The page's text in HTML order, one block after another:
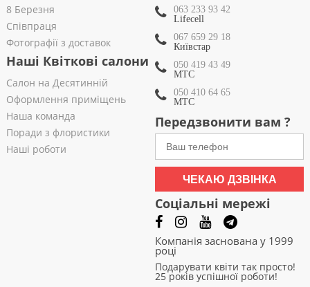
8 Березня
Співпраця
Фотографії з доставок
Наші Квіткові салони
Салон на Десятинній
Оформлення приміщень
Наша команда
Поради з флористики
Наші роботи
063 233 93 42
Lifecell
067 659 29 18
Київстар
050 419 43 49
МТС
050 410 64 65
МТС
Передзвонити вам ?
ЧЕКАЮ ДЗВІНКА
Соціальні мережі
Компанія заснована у 1999
році
Подарувати квіти так просто!
25 років успішної роботи!